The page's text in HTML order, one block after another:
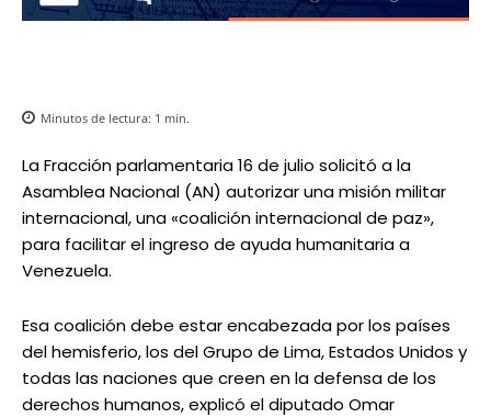
Minutos de lectura: 1 min.
La Fracción parlamentaria 16 de julio solicitó a la
Asamblea Nacional (AN) autorizar una misión militar
internacional, una «coalición internacional de paz»,
para facilitar el ingreso de ayuda humanitaria a
Venezuela.
Esa coalición debe estar encabezada por los países
del hemisferio, los del Grupo de Lima, Estados Unidos y
todas las naciones que creen en la defensa de los
derechos humanos, explicó el diputado Omar